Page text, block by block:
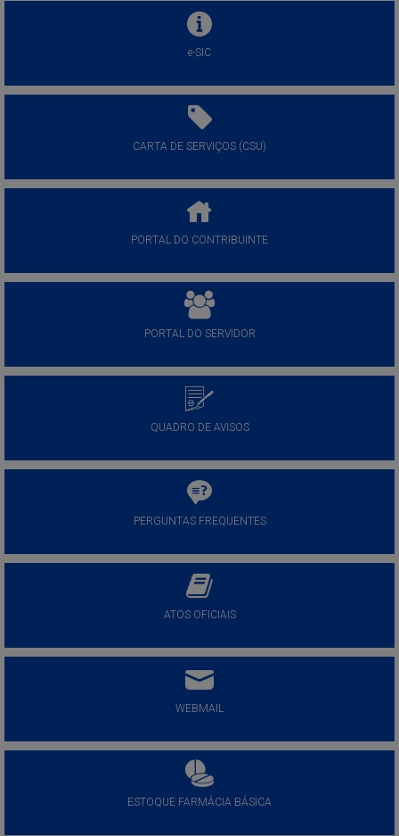
e-SIC
CARTA DE SERVIÇOS (CSU)
PORTAL DO CONTRIBUINTE
PORTAL DO SERVIDOR
QUADRO DE AVISOS
PERGUNTAS FREQUENTES
ATOS OFICIAIS
WEBMAIL
ESTOQUE FARMÁCIA BÁSICA